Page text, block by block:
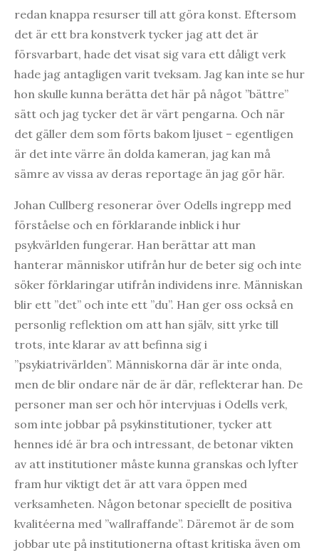
redan knappa resurser till att göra konst. Eftersom
det är ett bra konstverk tycker jag att det är
försvarbart, hade det visat sig vara ett dåligt verk
hade jag antagligen varit tveksam. Jag kan inte se hur
hon skulle kunna berätta det här på något ”bättre”
sätt och jag tycker det är värt pengarna. Och när
det gäller dem som förts bakom ljuset – egentligen
är det inte värre än dolda kameran, jag kan må
sämre av vissa av deras reportage än jag gör här.
Johan Cullberg resonerar över Odells ingrepp med
förståelse och en förklarande inblick i hur
psykvärlden fungerar. Han berättar att man
hanterar människor utifrån hur de beter sig och inte
söker förklaringar utifrån individens inre. Människan
blir ett ”det” och inte ett ”du”. Han ger oss också en
personlig reflektion om att han själv, sitt yrke till
trots, inte klarar av att befinna sig i
”psykiatrivärlden”. Människorna där är inte onda,
men de blir ondare när de är där, reflekterar han. De
personer man ser och hör intervjuas i Odells verk,
som inte jobbar på psykinstitutioner, tycker att
hennes idé är bra och intressant, de betonar vikten
av att institutioner måste kunna granskas och lyfter
fram hur viktigt det är att vara öppen med
verksamheten. Någon betonar speciellt de positiva
kvalitéerna med ”wallraffande”. Däremot är de som
jobbar ute på institutionerna oftast kritiska även om